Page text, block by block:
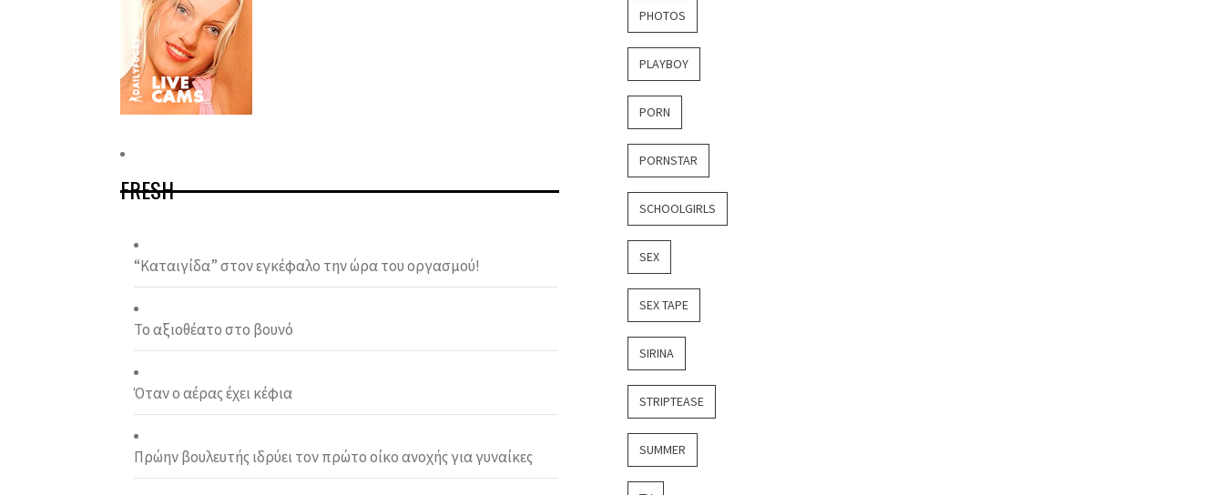
FRESH
“Καταιγίδα” στον εγκέφαλο την ώρα του οργασμού!
Το αξιοθέατο στο βουνό
Όταν ο αέρας έχει κέφια
Πρώην βουλευτής ιδρύει τον πρώτο οίκο ανοχής για γυναίκες
PHOTOS
PLAYBOY
PORN
PORNSTAR
SCHOOLGIRLS
SEX
SEX TAPE
SIRINA
STRIPTEASE
SUMMER